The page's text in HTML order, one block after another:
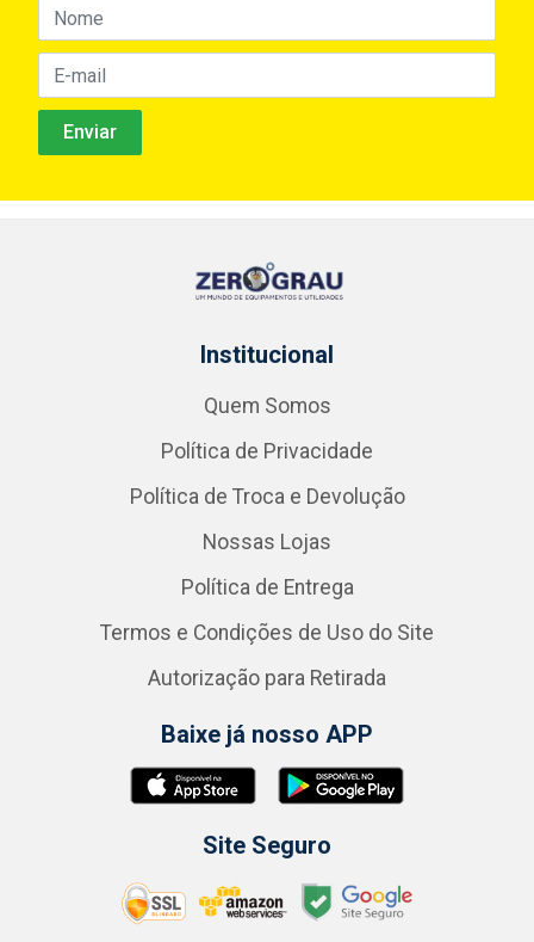
Institucional
Quem Somos
Política de Privacidade
Política de Troca e Devolução
Nossas Lojas
Política de Entrega
Termos e Condições de Uso do Site
Autorização para Retirada
Baixe já nosso APP
Site Seguro